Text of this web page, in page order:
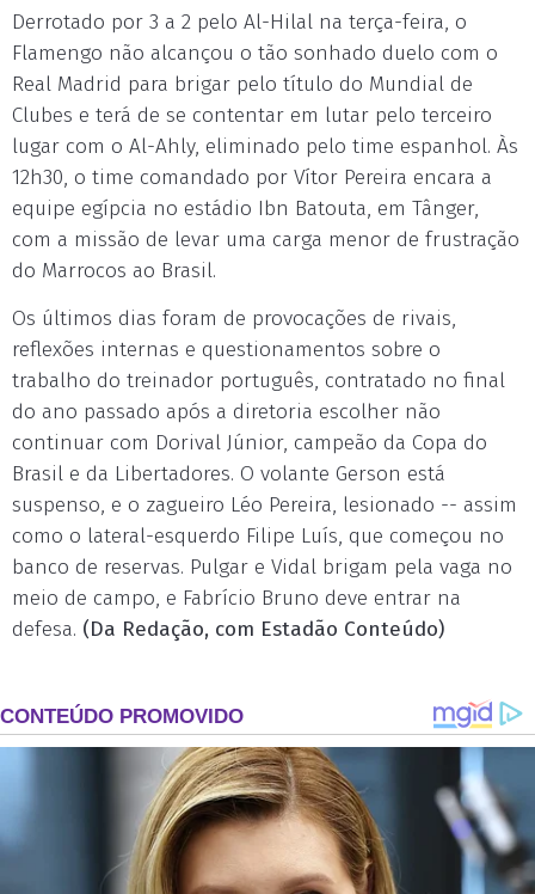
Derrotado por 3 a 2 pelo Al-Hilal na terça-feira, o
Flamengo não alcançou o tão sonhado duelo com o
Real Madrid para brigar pelo título do Mundial de
Clubes e terá de se contentar em lutar pelo terceiro
lugar com o Al-Ahly, eliminado pelo time espanhol. Às
12h30, o time comandado por Vítor Pereira encara a
equipe egípcia no estádio Ibn Batouta, em Tânger,
com a missão de levar uma carga menor de frustração
do Marrocos ao Brasil.
Os últimos dias foram de provocações de rivais,
reflexões internas e questionamentos sobre o
trabalho do treinador português, contratado no final
do ano passado após a diretoria escolher não
continuar com Dorival Júnior, campeão da Copa do
Brasil e da Libertadores. O volante Gerson está
suspenso, e o zagueiro Léo Pereira, lesionado -- assim
como o lateral-esquerdo Filipe Luís, que começou no
banco de reservas. Pulgar e Vidal brigam pela vaga no
meio de campo, e Fabrício Bruno deve entrar na
defesa. (Da Redação, com Estadão Conteúdo)